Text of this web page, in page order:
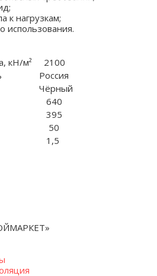
к нагрузкам;
использования.
кН/м²
2100
Россия
Чёрный
640
395
50
1,5